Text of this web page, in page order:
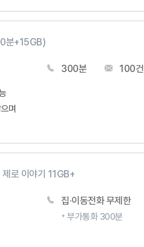
분+15GB)
며
300분 100건
제로 이야기 11GB+
집·이동전화 무제한
부가통화 300분